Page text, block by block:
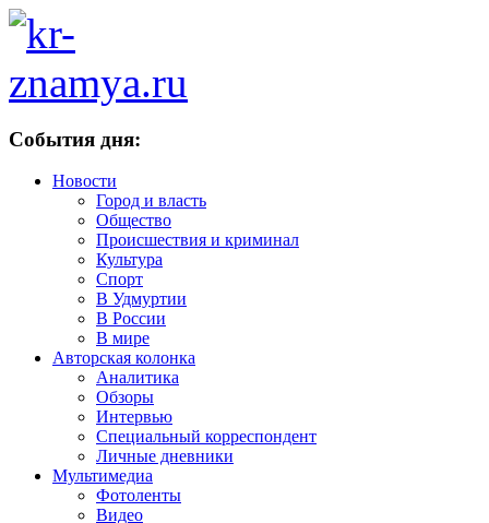
События дня:
Новости
Город и власть
Общество
Происшествия и криминал
Культура
Спорт
В Удмуртии
В России
В мире
Авторская колонка
Аналитика
Обзоры
Интервью
Специальный корреспондент
Личные дневники
Мультимедиа
Фотоленты
Видео